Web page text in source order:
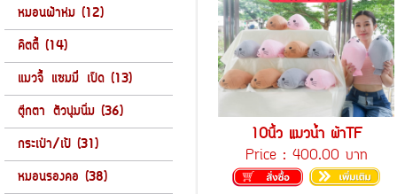
หมอนผ้าห่ม (12)
คิตตี้ (14)
แมวจี้ แซมมี่ เป็ด (13)
ตุ๊กตา ตัวนุ่มนิ่ม (36)
กระเป๋า/เป้ (31)
หมอนรองคอ (38)
10นิ้ว แมวน้ำ ผ้าTF
Price : 400.00 บาท